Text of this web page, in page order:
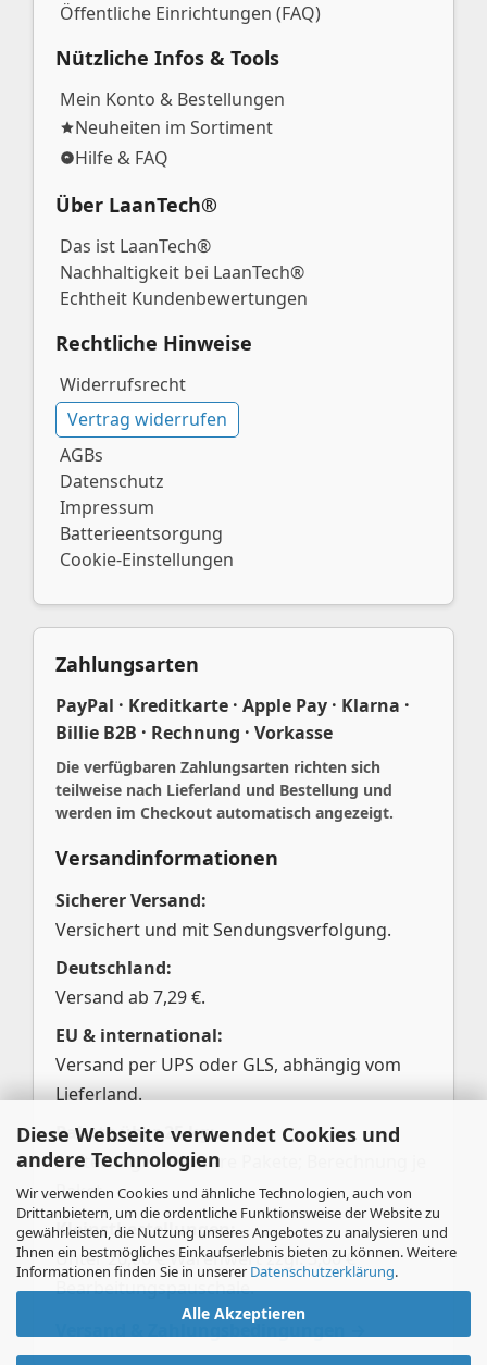
Diese Webseite verwendet Cookies und
andere Technologien
Wir verwenden Cookies und ähnliche Technologien, auch von
Drittanbietern, um die ordentliche Funktionsweise der Website zu
gewährleisten, die Nutzung unseres Angebotes zu analysieren und
Ihnen ein bestmögliches Einkaufserlebnis bieten zu können. Weitere
Informationen finden Sie in unserer Datenschutzerklärung.
Alle Akzeptieren
Öffentliche Einrichtungen (FAQ)
Nützliche Infos & Tools
Mein Konto & Bestellungen
Neuheiten im Sortiment
Hilfe & FAQ
Über LaanTech®
Das ist LaanTech®
Nachhaltigkeit bei LaanTech®
Echtheit Kundenbewertungen
Rechtliche Hinweise
Widerrufsrecht
Vertrag widerrufen
AGBs
Datenschutz
Impressum
Batterieentsorgung
Cookie-Einstellungen
Zahlungsarten
PayPal · Kreditkarte · Apple Pay · Klarna ·
Billie B2B · Rechnung · Vorkasse
Die verfügbaren Zahlungsarten richten sich
teilweise nach Lieferland und Bestellung und
werden im Checkout automatisch angezeigt.
Versandinformationen
Sicherer Versand:
Versichert und mit Sendungsverfolgung.
Deutschland:
Versand ab 7,29 €.
EU & international:
Versand per UPS oder GLS, abhängig vom
Lieferland.
Pakete über 25 kg:
Aufteilung in mehrere Pakete; Berechnung je
Paket.
Kleinstbestellungen:
Unter 20,00 € Warenwert zzgl. 3,00 €
Bearbeitungspauschale.
Versand & Zahlungsbedingungen →